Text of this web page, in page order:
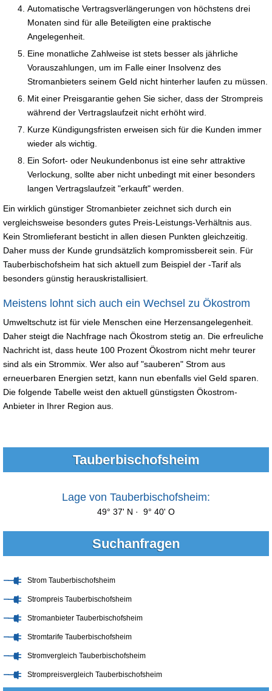
Automatische Vertragsverlängerungen von höchstens drei
Monaten sind für alle Beteiligten eine praktische
Angelegenheit.
Eine monatliche Zahlweise ist stets besser als jährliche
Vorauszahlungen, um im Falle einer Insolvenz des
Stromanbieters seinem Geld nicht hinterher laufen zu müssen.
Mit einer Preisgarantie gehen Sie sicher, dass der Strompreis
während der Vertragslaufzeit nicht erhöht wird.
Kurze Kündigungsfristen erweisen sich für die Kunden immer
wieder als wichtig.
Ein Sofort- oder Neukundenbonus ist eine sehr attraktive
Verlockung, sollte aber nicht unbedingt mit einer besonders
langen Vertragslaufzeit "erkauft" werden.
Ein wirklich günstiger Stromanbieter zeichnet sich durch ein
vergleichsweise besonders gutes Preis-Leistungs-Verhältnis aus.
Kein Stromlieferant besticht in allen diesen Punkten gleichzeitig.
Daher muss der Kunde grundsätzlich kompromissbereit sein. Für
Tauberbischofsheim hat sich aktuell zum Beispiel der -Tarif als
besonders günstig herauskristallisiert.
Meistens lohnt sich auch ein Wechsel zu Ökostrom
Umweltschutz ist für viele Menschen eine Herzensangelegenheit.
Daher steigt die Nachfrage nach Ökostrom stetig an. Die erfreuliche
Nachricht ist, dass heute 100 Prozent Ökostrom nicht mehr teurer
sind als ein Strommix. Wer also auf "sauberen" Strom aus
erneuerbaren Energien setzt, kann nun ebenfalls viel Geld sparen.
Die folgende Tabelle weist den aktuell günstigsten Ökostrom-
Anbieter in Ihrer Region aus.
Tauberbischofsheim
Lage von Tauberbischofsheim:
49° 37' N · 9° 40' O
Suchanfragen
Strom Tauberbischofsheim
Strompreis Tauberbischofsheim
Stromanbieter Tauberbischofsheim
Stromtarife Tauberbischofsheim
Stromvergleich Tauberbischofsheim
Strompreisvergleich Tauberbischofsheim